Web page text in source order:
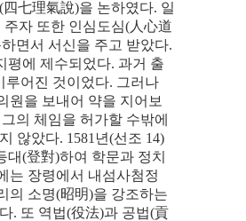
(四七理氣說)을 논하였다. 일
주자 또한 인심도심(人心道
면서 서신을 주고 받았다.
평에 제수되었다. 과거 출
루어진 것이었다. 그러나
원을 보내어 약을 지어보
의 체임을 허가할 수밖에
않았다. 1581 년(선조 14)
대(登對)하여 학문과 정치
는 장령에서 내섬사첨정
의 소명(昭明)을 강조하는
. 또 역법(役法)과 공법(貢